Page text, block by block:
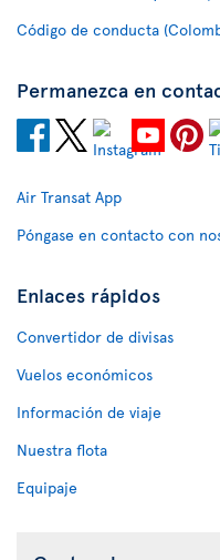
Código de conducta
Permanezca en
Air Transat App
Póngase en contacto con
Enlaces rápidos
Convertidor de divisas
Vuelos económicos
Información de viaje
Nuestra flota
Equipaje